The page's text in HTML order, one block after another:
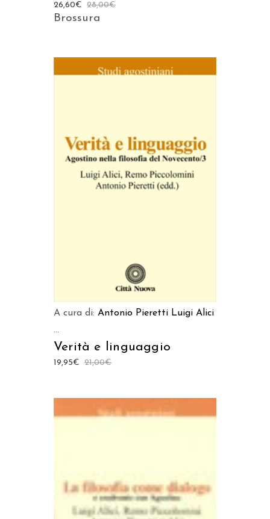
28,00€
26,60€
Brossura
AGGIUNGI AL CARRELLO
A cura di: Antonio Pieretti Luigi Alici
...
Verità e linguaggio
21,00€
19,95€
AGGIUNGI AL CARRELLO